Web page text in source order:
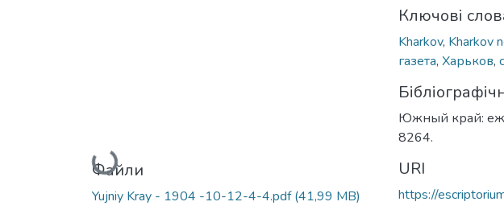
Вантажиться...
Файли
Yujniy Kray - 1904 -10-12-4-4.pdf(41,99 MB)
Ключові
Kharkov, Kharkov
газета, Харьков,
Южный край:
8264.
URI
https://